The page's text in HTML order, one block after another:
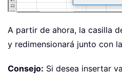
A partir de ahora, la casilla
y redimensionará junto con
Consejo: Si desea insertar